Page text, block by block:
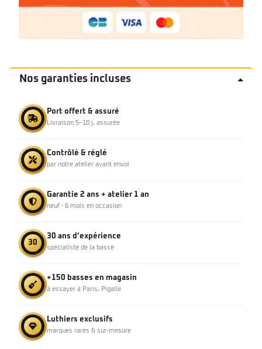
Nos garanties incluses
Port offert & assuré
Livraison 5–10 j, assurée
Contrôlé & réglé
par notre atelier avant envoi
Garantie 2 ans + atelier 1 an
neuf · 6 mois en occasion
30
30 ans d’expérience
spécialiste de la basse
+150 basses en magasin
à essayer à Paris, Pigalle
Luthiers exclusifs
marques rares & sur-mesure